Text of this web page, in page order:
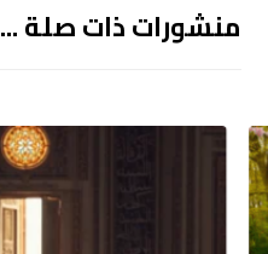
منشورات ذات صلة ...